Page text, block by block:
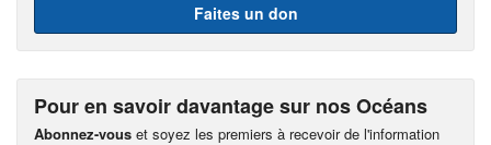
Faites un don
Pour en savoir davantage sur nos Océans
Abonnez-vous et soyez les premiers à recevoir de l'information